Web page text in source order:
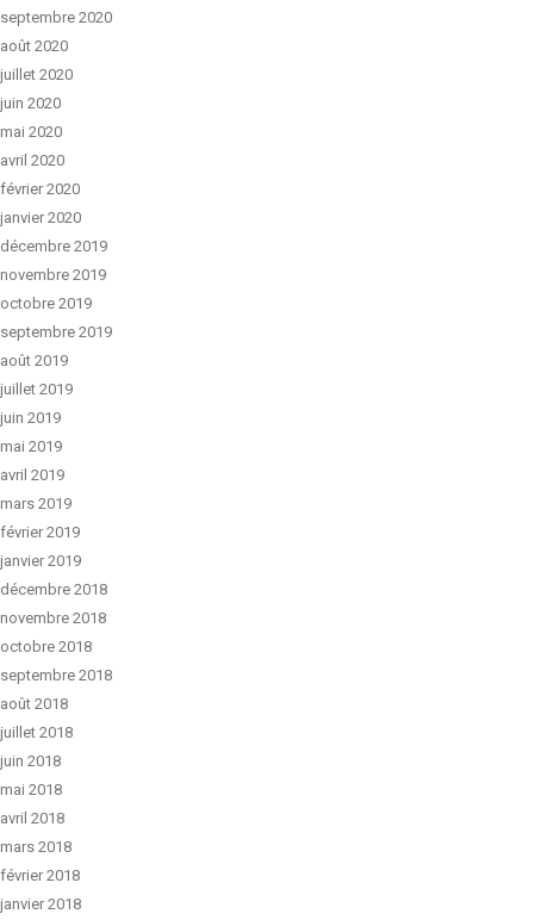
septembre 2020
août 2020
juillet 2020
juin 2020
mai 2020
avril 2020
février 2020
janvier 2020
décembre 2019
novembre 2019
octobre 2019
septembre 2019
août 2019
juillet 2019
juin 2019
mai 2019
avril 2019
mars 2019
février 2019
janvier 2019
décembre 2018
novembre 2018
octobre 2018
septembre 2018
août 2018
juillet 2018
juin 2018
mai 2018
avril 2018
mars 2018
février 2018
janvier 2018